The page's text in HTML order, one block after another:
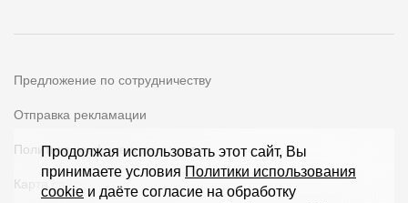
Предложение по сотрудничеству
Отправка рекламации
Политика конфиденциальности
Карта сайта
Продолжая использовать этот сайт, Вы
принимаете условия Политики использования
cookie и даёте согласие на обработку